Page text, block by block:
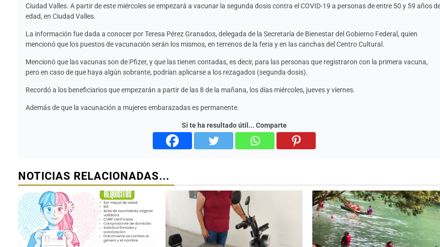
Ciudad Valles. A partir de este miércoles se empezará a vacunar la segunda dosis contra el COVID-19 a personas de entre 50 y 59 años
edad, en Ciudad Valles.
La información fue dada a conocer por Teresa Pérez Granados, delegada de la Secretaría de Bienestar del Gobierno Federal, quien
mencionó que los puestos de vacunación serán los mismos, en terrenos de la feria y en las canchas del Centro Cultural.
Mencionó que las vacunas son de Pfizer, y que las tienen contadas, es decir, para las personas que registraron con la primera vacuna,
pero en caso de que haya algún sobrante, podrían aplicarse a los rezagados (segunda dosis).
Recordó a los beneficiarios que empezarán a partir de las 8 de la mañana, los días miércoles, jueves y viernes.
Además de que la vacunación a mujeres embarazadas es permanente.
Si te ha resultado útil... Comparte
NOTICIAS RELACIONADAS...